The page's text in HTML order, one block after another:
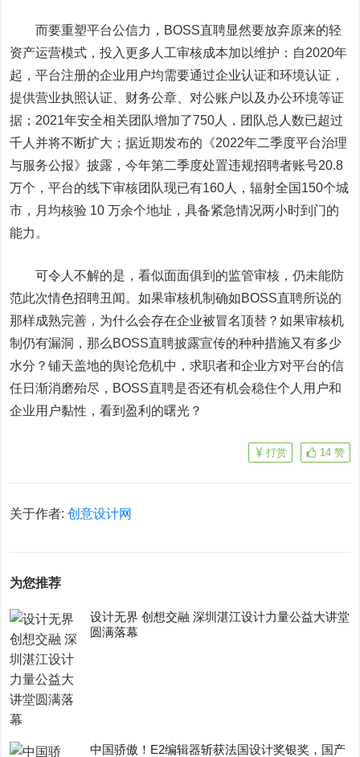
而要重塑平台公信力，BOSS直聘显然要放弃原来的轻
资产运营模式，投入更多人工审核成本加以维护：自2020年
起，平台注册的企业用户均需要通过企业认证和环境认证，
提供营业执照认证、财务公章、对公账户以及办公环境等证
据；2021年安全相关团队增加了750人，团队总人数已超过
千人并将不断扩大；据近期发布的《2022年二季度平台治理
与服务公报》披露，今年第二季度处置违规招聘者账号20.8
万个，平台的线下审核团队现已有160人，辐射全国150个城
市，月均核验 10 万余个地址，具备紧急情况两小时到门的
能力。
可令人不解的是，看似面面俱到的监管审核，仍未能防
范此次情色招聘丑闻。如果审核机制确如BOSS直聘所说的
那样成熟完善，为什么会存在企业被冒名顶替？如果审核机
制仍有漏洞，那么BOSS直聘披露宣传的种种措施又有多少
水分？铺天盖地的舆论危机中，求职者和企业方对平台的信
任日渐消磨殆尽，BOSS直聘是否还有机会稳住个人用户和
企业用户黏性，看到盈利的曙光？
14 赞
打赏
关于作者:创意设计网
为您推荐
设计无界 创想交融 深圳湛江设计力量公益大讲堂
圆满落幕
中国骄傲！E2编辑器斩获法国设计奖银奖，国产